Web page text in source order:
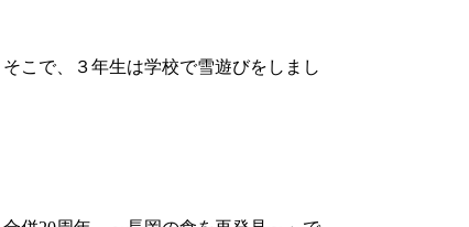
こで、３年生は学校で雪遊びをしまし